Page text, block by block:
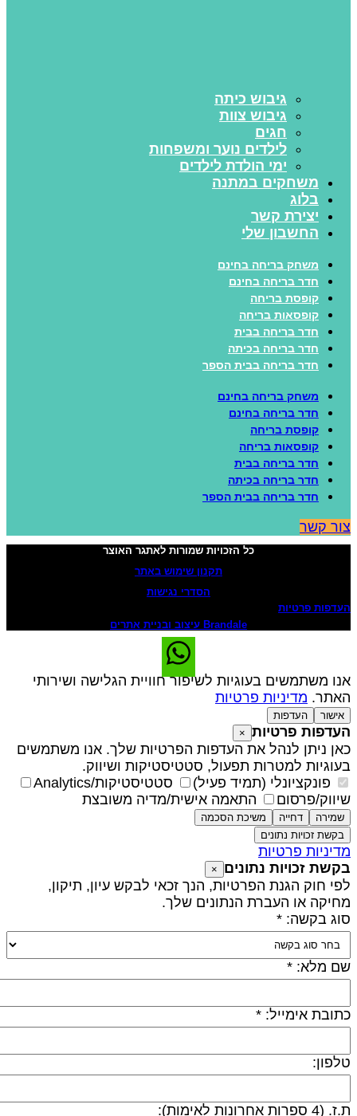
גיבוש כיתה
גיבוש צוות
חגים
לילדים נוער ומשפחות
ימי הולדת לילדים
משחקים במתנה
בלוג
יצירת קשר
החשבון שלי
משחק בריחה בחינם
חדר בריחה בחינם
קופסת בריחה
קופסאות בריחה
חדר בריחה בבית
חדר בריחה בכיתה
חדר בריחה בבית הספר
משחק בריחה בחינם
חדר בריחה בחינם
קופסת בריחה
קופסאות בריחה
חדר בריחה בבית
חדר בריחה בכיתה
חדר בריחה בבית הספר
קשר
כל הזכויות שמורות לאתגר האוצר
תקנון שימוש באתר
הסדרי נגישות
פרטיות
Brandale עיצוב ובניית אתרים
משתמשים בעוגיות לשיפור חוויית הגלישה ושירותי
מדיניות פרטיות
אישור העדפות
פרטיות ×
ניתן לנהל את העדפות הפרטיות שלך. אנו משתמשים
למטרות תפעול, סטטיסטיקות ושיווק.
פונקציונלי (תמיד פעיל)
סטטיסטיקות/Analytics
פרסום
התאמה אישית/מדיה משובצת
שמירה דחייה
משיכת הסכמה
בקשת זכויות נתונים
פרטיות
זכויות נתונים
חוק הגנת הפרטיות, הנך זכאי לבקש עיון, תיקון,
או העברת הנתונים שלך.
בקשה: *
מלא: *
אימייל: *
ספרות אחרונות לאימות):